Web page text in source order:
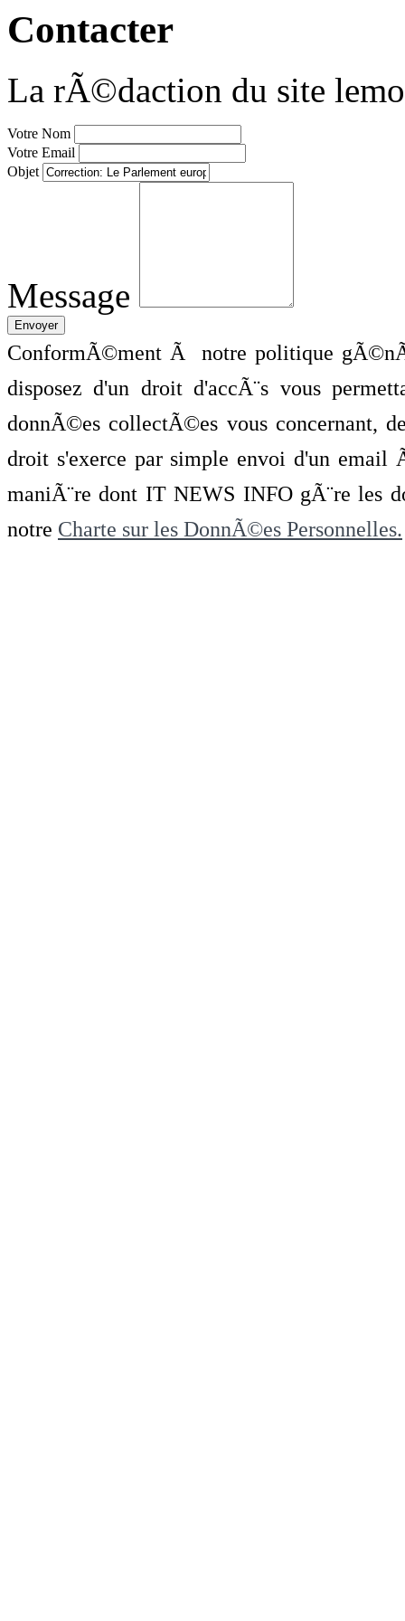
Contacter
La rÃ©daction du site
Votre Nom
Votre Email
Objet
Message
ConformÃ©ment Ã notre politique
disposez d'un droit d'accÃ¨s vous
donnÃ©es collectÃ©es vous concernant,
droit s'exerce par simple envoi d'un
maniÃ¨re dont IT NEWS INFO gÃ¨re les
notre Charte sur les DonnÃ©es Personnelles.